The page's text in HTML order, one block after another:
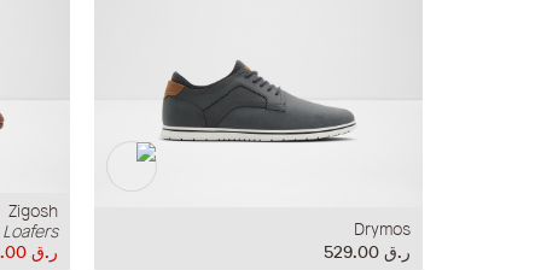
Drymos
ر.ق‏ 529.00
Zigosh
ر.ق‏ 349.00